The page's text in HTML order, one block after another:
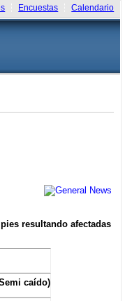
Encuestas Calendario
resultando afectadas
caído)